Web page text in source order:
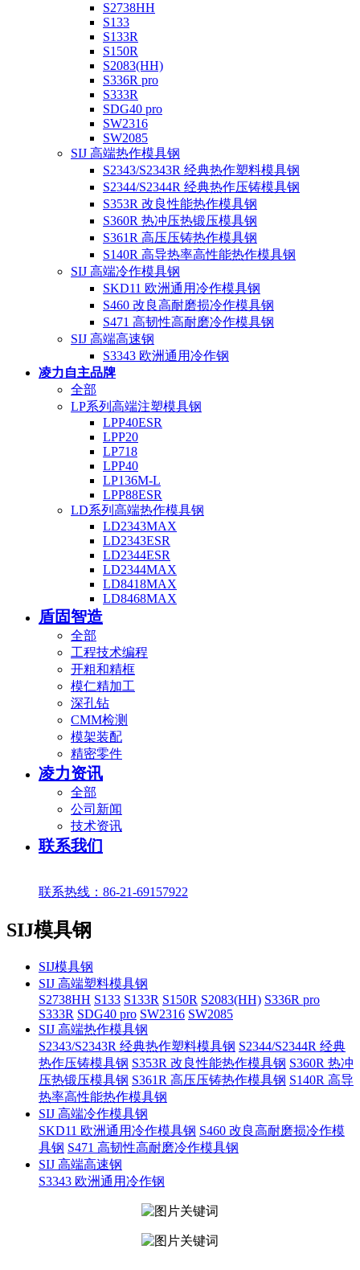
S2738HH
S133
S133R
S150R
S2083(HH)
S336R pro
S333R
SDG40 pro
SW2316
SW2085
SIJ 高端热作模具钢
S2343/S2343R 经典热作塑料模具钢
S2344/S2344R 经典热作压铸模具钢
S353R 改良性能热作模具钢
S360R 热冲压热锻压模具钢
S361R 高压压铸热作模具钢
S140R 高导热率高性能热作模具钢
SIJ 高端冷作模具钢
SKD11 欧洲通用冷作模具钢
S460 改良高耐磨损冷作模具钢
S471 高韧性高耐磨冷作模具钢
SIJ 高端高速钢
S3343 欧洲通用冷作钢
凌力自主品牌
全部
LP系列高端注塑模具钢
LPP40ESR
LPP20
LP718
LPP40
LP136M-L
LPP88ESR
LD系列高端热作模具钢
LD2343MAX
LD2343ESR
LD2344ESR
LD2344MAX
LD8418MAX
LD8468MAX
盾固智造
全部
工程技术编程
开粗和精框
模仁精加工
深孔钻
CMM检测
模架装配
精密零件
凌力资讯
全部
公司新闻
技术资讯
联系我们
联系热线：86-21-69157922
SIJ模具钢
SIJ模具钢
SIJ 高端塑料模具钢
S2738HH S133 S133R S150R S2083(HH) S336R pro
S333R SDG40 pro SW2316 SW2085
SIJ 高端热作模具钢
S2343/S2343R 经典热作塑料模具钢 S2344/S2344R 经典
热作压铸模具钢 S353R 改良性能热作模具钢 S360R 热冲
压热锻压模具钢 S361R 高压压铸热作模具钢 S140R 高导
热率高性能热作模具钢
SIJ 高端冷作模具钢
SKD11 欧洲通用冷作模具钢 S460 改良高耐磨损冷作模
具钢 S471 高韧性高耐磨冷作模具钢
SIJ 高端高速钢
S3343 欧洲通用冷作钢